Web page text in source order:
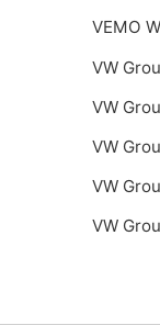
VEMO
VW
VW
VW
VW
VW